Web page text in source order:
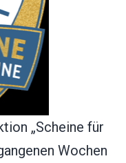
„Scheine für
Wochen